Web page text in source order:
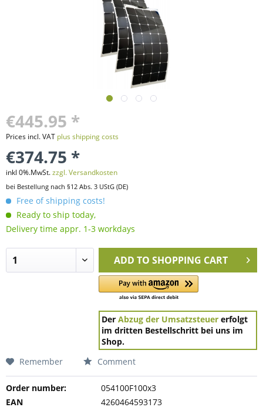
€445.95 *
Prices incl. VAT plus shipping costs
€374.75 *
inkl 0%.MwSt.zzgl. Versandkosten
bei Bestellung nach §12 Abs. 3 UStG (DE)
Free of shipping costs!
Ready to ship today,
Delivery time appr. 1-3 workdays
ADD TO SHOPPING CART
DerAbzug der Umsatzsteuer erfolgt
im dritten Bestellschritt bei uns im
Shop.
Remember
Comment
Order number:
054100F100x3
EAN
4260464593173